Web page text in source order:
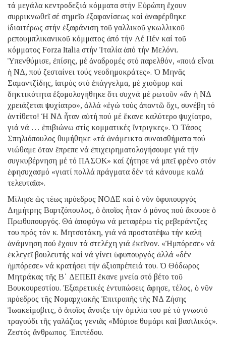
τά μεγάλα κεντροδεξιά κόμματα στήν Εὐρώπη ἔχουν
συρρικνωθεῖ σέ σημεῖο ἐξαφανίσεως καί ἀναφέρθηκε
ἰδιαιτέρως στήν ἐξαφάνιση τοῦ γαλλικοῦ γκωλλικοῦ
ρεπουμπλικανικοῦ κόμματος ἀπό τήν Λέ Πέν καί τοῦ
κόμματος Forza Italia στήν Ἰταλία ἀπό τήν Μελόνι.
Ὑπενθύμισε, ἐπίσης, μέ ἀναδρομές στό παρελθόν, «ποιά εἶναι
ἡ ΝΔ, πού ζεσταίνει τούς νεοδημοκράτες». Ὁ Μηνᾶς
Σαμαντζίδης, ἰατρός στό ἐπάγγελμα, μέ χιοῦμορ καί
δηκτικότητα ἐξομολογήθηκε ὅτι συχνά μέ ρωτοῦν «ἄν ἡ ΝΔ
χρειάζεται ψυχίατρο», ἀλλά «ἐγώ τούς ἀπαντῶ ὄχι, συνέβη τό
ἀντίθετο! Ἡ ΝΔ ἦταν αὐτή πού μέ ἔκανε καλύτερο ψυχίατρο,
γιά νά … ἐπιβιώνω στίς κομματικές ἴντριγκες». Ὁ Τάσος
Σπηλιόπουλος θυμήθηκε «τά ἀνάμεικτα συναισθήματα πού
νιώθαμε ὅταν ἔπρεπε νά ἐπιχειρηματολογήσουμε γιά τήν
συγκυβέρνηση μέ τό ΠΑΣΟΚ» καί ζήτησε νά μπεῖ φρένο στόν
ἐφησυχασμό «γιατί πολλά πράγματα δέν τά κάνουμε καλά
τελευταῖα».
Μίλησε ὡς τέως πρόεδρος ΝΟΔΕ καί ὁ νῦν ὑφυπουργός
Δημήτρης Βαρτζόπουλος, ὁ ὁποῖος ἦταν ὁ μόνος πού ἄκουσε ὁ
Πρωθυπουργός. Θά ἀποφύγω νά μεταφέρω τίς ρεβεράντζες
του πρός τόν κ. Μητσοτάκη, γιά νά προστατέψω τήν καλή
ἀνάμνηση πού ἔχουν τά στελέχη γιά ἐκεῖνον. «Ἠμπόρεσε» νά
ἐκλεγεῖ βουλευτής καί νά γίνει ὑφυπουργός ἀλλά «δέν
ἠμπόρεσε» νά κρατήσει τήν ἀξιοπρέπειά του. Ὁ Θόδωρος
Μητράκας τῆς Β΄ ΔΕΠΕΠ ἔκανε μνεία στό βέτο τοῦ
Βουκουρεστίου. Ἐξαιρετικές ἐντυπώσεις ἄφησε, τέλος, ὁ νῦν
πρόεδρος τῆς Νομαρχιακῆς Ἐπιτροπῆς τῆς ΝΔ Ζήσης
Ἰωακείμοβιτς, ὁ ὁποῖος ἄνοιξε τήν ὁμιλία του μέ τό γνωστό
τραγούδι τῆς γαλάζιας γενιᾶς «Μύρισε θυμάρι καί βασιλικός».
Ζεστός ἄνθρωπος. Ἐπιπέδου.